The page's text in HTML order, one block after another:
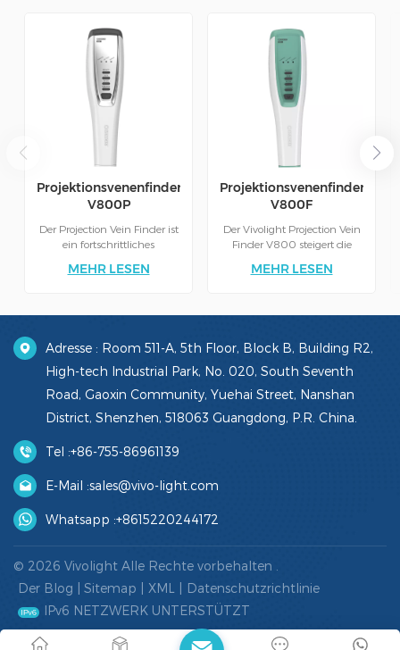
Projektionsvenenfinder:
V800P
Der Projection Vein Finder ist
ein fortschrittliches
medizinisches Fachpersonal
Venen unterstützt. Mithilfe
Projektionstechnologie
projiziert das Gerät ein
Echtzeitbild der Venen auf
die Haut und erleichtert
Ärzten so die
Venenpunktion.
VenenerkennungVerbesserte
Design
MEHR LESEN
Projektionsvenenfinder:
V800F
Der Vivolight Projection Vein
Finder V800 steigert die
eine klare Echtzeitkarte der
Technologie reduziert
Patientenkomfort und
unterstützt medizinisches
Fachpersonal bei der
Durchführung präziser
Venenpunktionen.
InfrarotlichttechnologiePräzise
MEHR LESEN
Adresse : Room 511-A, 5th Floor, Block B, Building R2,
High-tech Industrial Park, No. 020, South Seventh
Road, Gaoxin Community, Yuehai Street, Nanshan
District, Shenzhen, 518063 Guangdong, P.R. China.
Tel :+86-755-86961139
E-Mail :sales@vivo-light.com
Whatsapp :+8615220244172
© 2026 Vivolight Alle Rechte vorbehalten .
Der Blog
Sitemap XML
Datenschutzrichtlinie
IPv6 NETZWERK UNTERSTÜTZT